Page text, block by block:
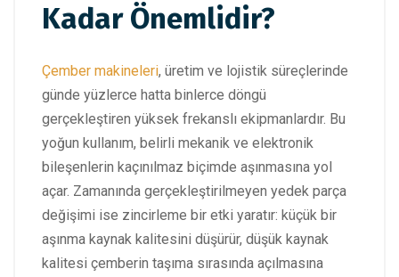
Kadar Önemlidir?
Çember makineleri, üretim ve lojistik süreçlerinde
günde yüzlerce hatta binlerce döngü
gerçekleştiren yüksek frekanslı ekipmanlardır. Bu
yoğun kullanım, belirli mekanik ve elektronik
bileşenlerin kaçınılmaz biçimde aşınmasına yol
açar. Zamanında gerçekleştirilmeyen yedek parça
değişimi ise zincirleme bir etki yaratır: küçük bir
aşınma kaynak kalitesini düşürür, düşük kaynak
kalitesi çemberin taşıma sırasında açılmasına